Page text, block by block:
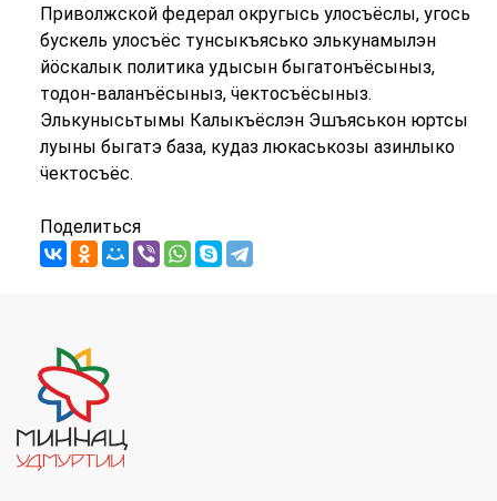
Приволжской федерал округысь улосъёслы, угось
бускель улосъёс тунсыкъясько элькунамылэн
йӧскалык политика удысын быгатонъёсыныз,
тодон-валанъёсыныз, ӵектосъёсыныз.
Элькунысьтымы Калыкъёслэн Эшъяськон юртсы
луыны быгатэ база, кудаз люкаськозы азинлыко
ӵектосъёс.
Поделиться